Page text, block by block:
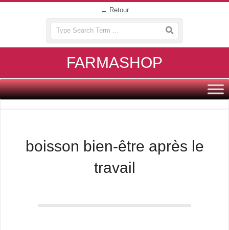
← Retour
FARMASHOP
Primary
Navigation
boisson bien-être après le
travail